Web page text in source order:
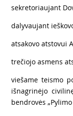
sekretoriaujant
dalyvaujant
atsakovo atstovui
trečiojo asmens
viešame teismo
išnagrinėjo
bendrovės